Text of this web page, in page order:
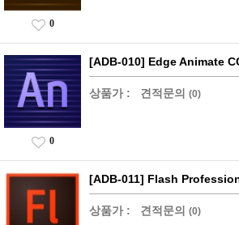
0
[ADB-010] Edge Animate
상품가 : 견적문의 (0)
0
[ADB-011] Flash
상품가 : 견적문의 (0)